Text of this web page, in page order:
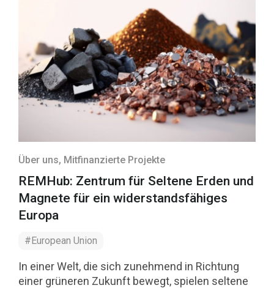
Über uns, Mitfinanzierte Projekte
REMHub: Zentrum für Seltene Erden und
Magnete für ein widerstandsfähiges
Europa
#European Union
In einer Welt, die sich zunehmend in Richtung
einer grüneren Zukunft bewegt, spielen seltene